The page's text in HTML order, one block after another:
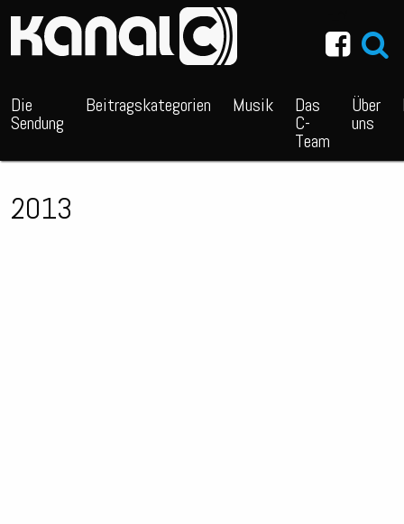
Die
Sendung
Beitragskategorien Musik Das
C-
Team
Über
uns
2013